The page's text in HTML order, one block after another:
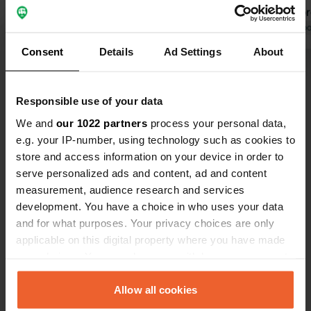
Consent Details Ad Settings About
Responsible use of your data
We and our 1022 partners process your personal data,
e.g. your IP-number, using technology such as cookies to
store and access information on your device in order to
serve personalized ads and content, ad and content
measurement, audience research and services
development. You have a choice in who uses your data
and for what purposes. Your privacy choices are only
applicable on this digital property where you have made
any time from the Cookie Declaration or by clicking on
the Privacy trigger icon.Allow all cookies
Nous l'avons trouvé agréable et
calme. Nous avions un emplacement
30 degrés. En résumé, nous avons
Un séjour
n'est donc
Traduit par
Contact
Heiweg 6
6265 NL, Gronsveld, Pays-Bas
Copie